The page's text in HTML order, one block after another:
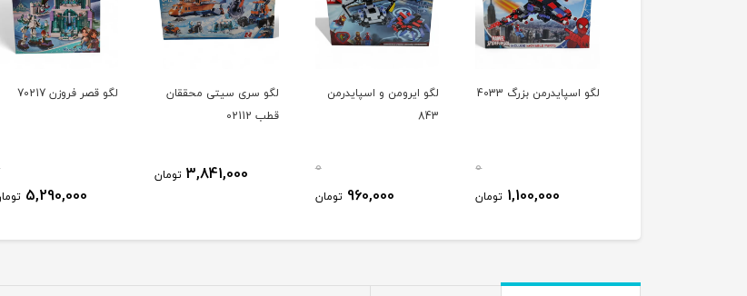
لگو اسپایدرمن بزرگ 4033
0
1,100,000 تومان
لگو ایرومن و اسپایدرمن
843
0
960,000 تومان
لگو سری سیتی محققان
قطب 02112
3,841,000 تومان
لگو قصر فروزن 70217
5,290,000